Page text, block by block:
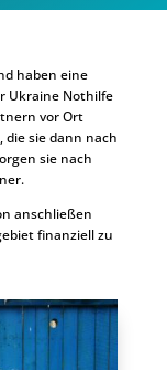
haben eine
Ukraine Nothilfe
vor Ort
sie dann nach
sie nach
anschließen
finanziell zu